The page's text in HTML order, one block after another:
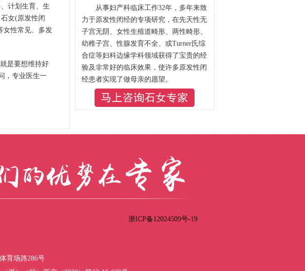
计划生育、生
女(原发性闭
女性常见、多发
是要想维持好
，专业医生一
从事妇产科临床工作32年，多年来致
力于原发性闭经的专项研究，在先天性无
子宫无阴、女性生殖道畸形、两性畸形、
幼稚子宫、性腺发育不全、或Turner氏综
合症等妇科边缘学科领域获得了宝贵的经
验及非常好的临床效果，使许多原发性闭
经患者实现了做母亲的愿望。
育场路286号
浙ICP备12024509号-19